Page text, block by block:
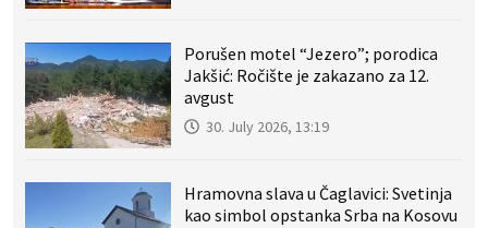
Porušen motel “Jezero”; porodica
Jakšić: Ročište je zakazano za 12.
avgust
30. July 2026, 13:19
Hramovna slava u Čaglavici: Svetinja
kao simbol opstanka Srba na Kosovu